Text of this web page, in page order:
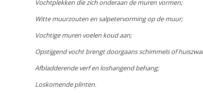
Vochtplekken die zich onderaan de muren vormen;
Witte muurzouten en salpetervorming op de muur;
Vochtige muren voelen koud aan;
Opstijgend vocht brengt doorgaans schimmels of
Afbladderende verf en loshangend behang;
Loskomende plinten.